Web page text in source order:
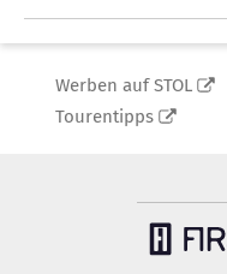
Werben auf STOL
Tourentipps